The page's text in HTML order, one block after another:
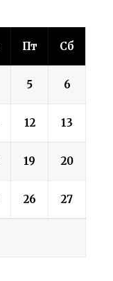
Пт Сб
5 6
12 13
19 20
26 27